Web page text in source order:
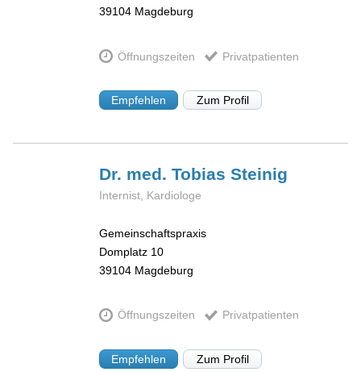
39104 Magdeburg
Öffnungszeiten Privatpatienten
Empfehlen Zum Profil
Dr. med. TobiasSteinig
Internist, Kardiologe
Gemeinschaftspraxis
Domplatz 10
39104 Magdeburg
Öffnungszeiten Privatpatienten
Empfehlen Zum Profil